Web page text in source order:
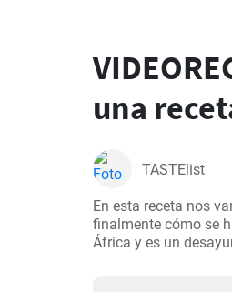
una
TASTElist
En esta receta nos
finalmente cómo se
África y es un